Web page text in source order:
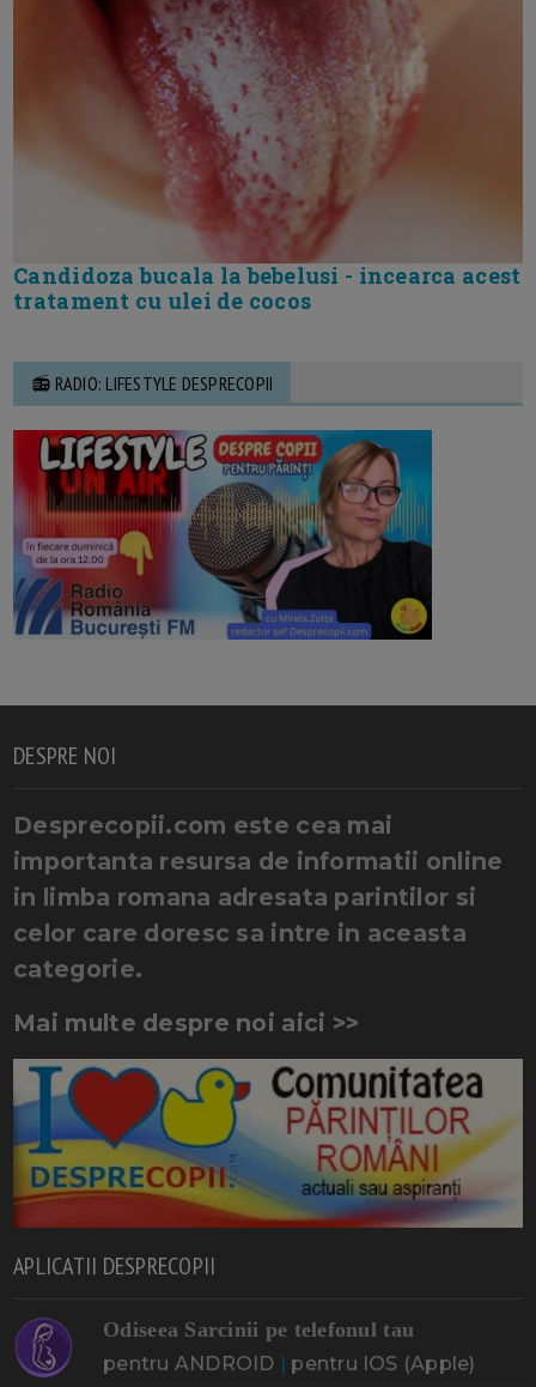
Candidoza bucala la bebelusi - incearca acest
tratament cu ulei de cocos
📻 RADIO: LIFESTYLE DESPRECOPII
DESPRE NOI
Desprecopii.com este cea mai
importanta resursa de informatii online
in limba romana adresata parintilor si
celor care doresc sa intre in aceasta
categorie.
Mai multe despre noi aici >>
APLICATII DESPRECOPII
Odiseea Sarcinii pe telefonul tau
pentru ANDROID | pentru IOS (Apple)